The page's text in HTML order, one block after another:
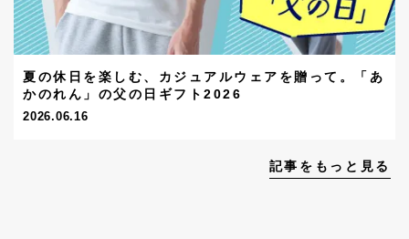
夏の休日を楽しむ、カジュアルウェアを贈って。「あ
かのれん」の父の日ギフト2026
2026.06.16
記事をもっと見る